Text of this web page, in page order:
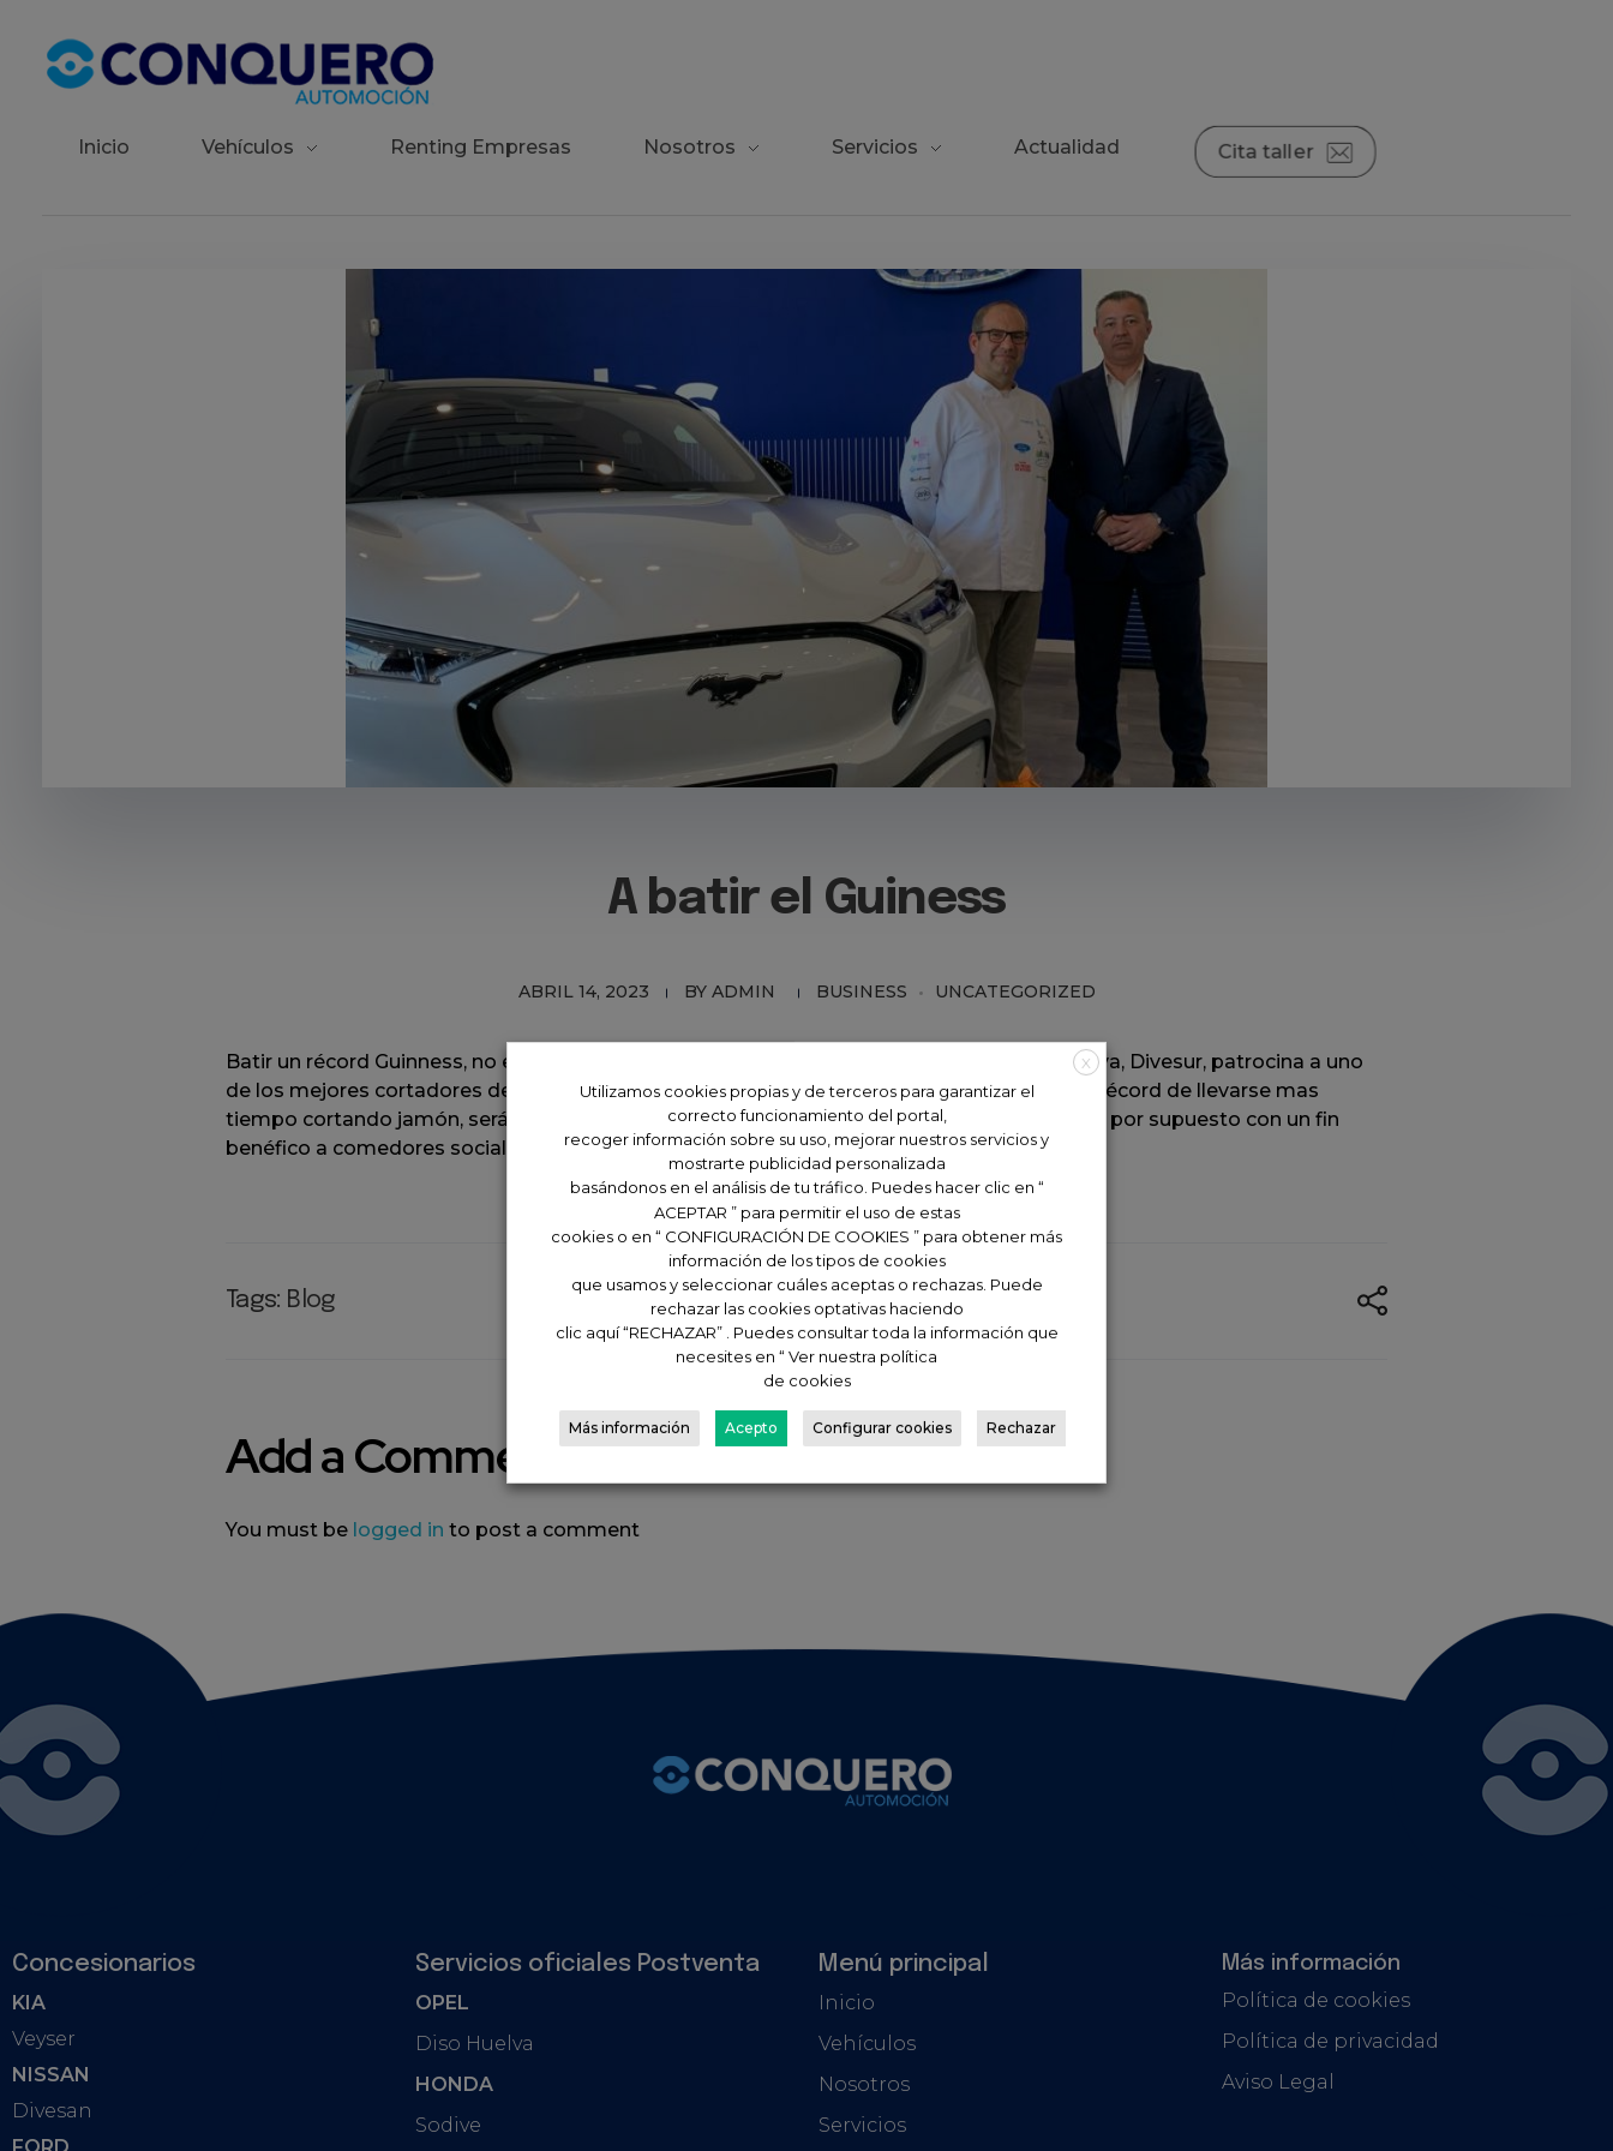
Inicio Vehículos Renting Empresas Nosotros Servicios Actualidad Cita taller
A batir el Guiness
ABRIL 14, 2023 BY ADMIN BUSINESS UNCATEGORIZED
Batir un récord Guinness, no es cuestión sencilla, pero nuestro Concesionario Ford en Huelva, Divesur, patrocina a uno
de los mejores cortadores de Jamón de esta provincia Juan Bautista Gil, para que logre el récord de llevarse mas
tiempo cortando jamón, serán mas de 36 jamones y el tiempo a batir 72:13:08 Hrs. Toda ira por supuesto con un fin
benéfico a comedores sociales. La cita el 26 de Abril de 2023
Tags: Blog
Add a Comment
You must be logged in to post a comment
Concesionarios
KIA
Veyser
NISSAN
Divesan
FORD
Servicios oficiales Postventa
OPEL
Diso Huelva
HONDA
Sodive
Menú principal
Inicio
Vehículos
Nosotros
Servicios
Más información
Política de cookies
Política de privacidad
Aviso Legal
X
Utilizamos cookies propias y de terceros para garantizar el
correcto funcionamiento del portal,
recoger información sobre su uso, mejorar nuestros servicios y
mostrarte publicidad personalizada
basándonos en el análisis de tu tráfico. Puedes hacer clic en “
ACEPTAR ” para permitir el uso de estas
cookies o en “ CONFIGURACIÓN DE COOKIES ” para obtener más
información de los tipos de cookies
que usamos y seleccionar cuáles aceptas o rechazas. Puede
rechazar las cookies optativas haciendo
clic aquí “RECHAZAR” . Puedes consultar toda la información que
necesites en “ Ver nuestra política
de cookies
Más información Acepto Configurar cookies Rechazar